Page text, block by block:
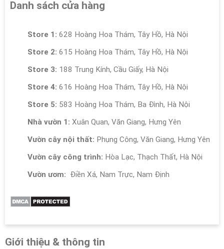
Danh sách cửa hàng
Store 1: 628 Hoàng Hoa Thám, Tây Hồ, Hà Nội
Store 2: 615 Hoàng Hoa Thám, Tây Hồ, Hà Nội
Store 3: 188 Trung Kính, Cầu Giấy, Hà Nội
Store 4: 616 Hoàng Hoa Thám, Tây Hồ, Hà Nội
Store 5: 583 Hoàng Hoa Thám, Ba Đình, Hà Nội
Nhà vườn 1: Xuân Quan, Văn Giang, Hưng Yên
Vườn cây nội thất: Phụng Công, Văn Giang, Hưng Yên
Vườn cây công trình: Hòa Lạc, Thạch Thất, Hà Nội
Vườn ươm: Điền Xá, Nam Trực, Nam Định
Giới thiệu & thông tin